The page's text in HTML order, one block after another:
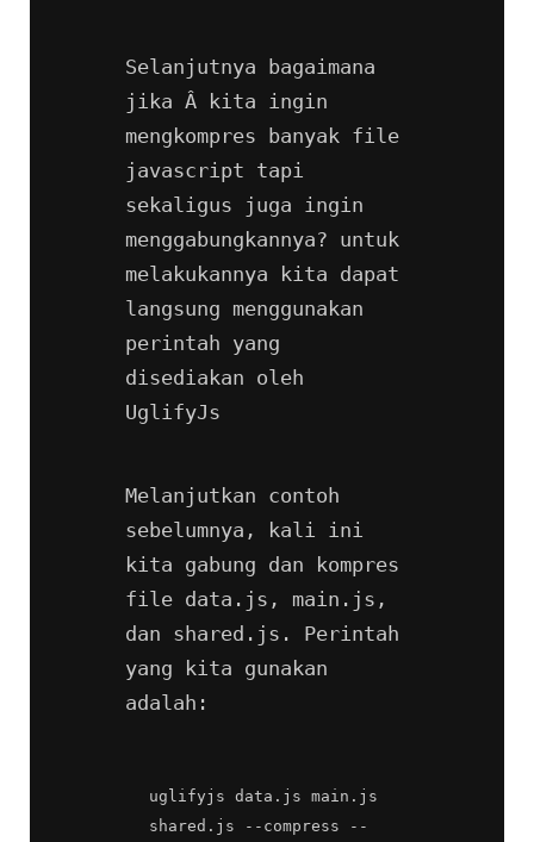
Selanjutnya bagaimana
jika Â kita ingin
mengkompres banyak file
javascript tapi
sekaligus juga ingin
menggabungkannya? untuk
melakukannya kita dapat
langsung menggunakan
perintah yang
disediakan oleh
UglifyJs
Melanjutkan contoh
sebelumnya, kali ini
kita gabung dan kompres
file data.js, main.js,
dan shared.js. Perintah
yang kita gunakan
adalah:
uglifyjs data.js main.js
shared.js --compress --